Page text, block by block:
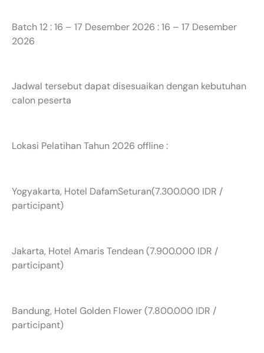
Batch 12 : 16 – 17 Desember 2026 : 16 – 17 Desember
2026
Jadwal tersebut dapat disesuaikan dengan kebutuhan
calon peserta
Lokasi Pelatihan Tahun 2026 offline :
Yogyakarta, Hotel DafamSeturan(7.300.000 IDR /
participant)
Jakarta, Hotel Amaris Tendean (7.900.000 IDR /
participant)
Bandung, Hotel Golden Flower (7.800.000 IDR /
participant)